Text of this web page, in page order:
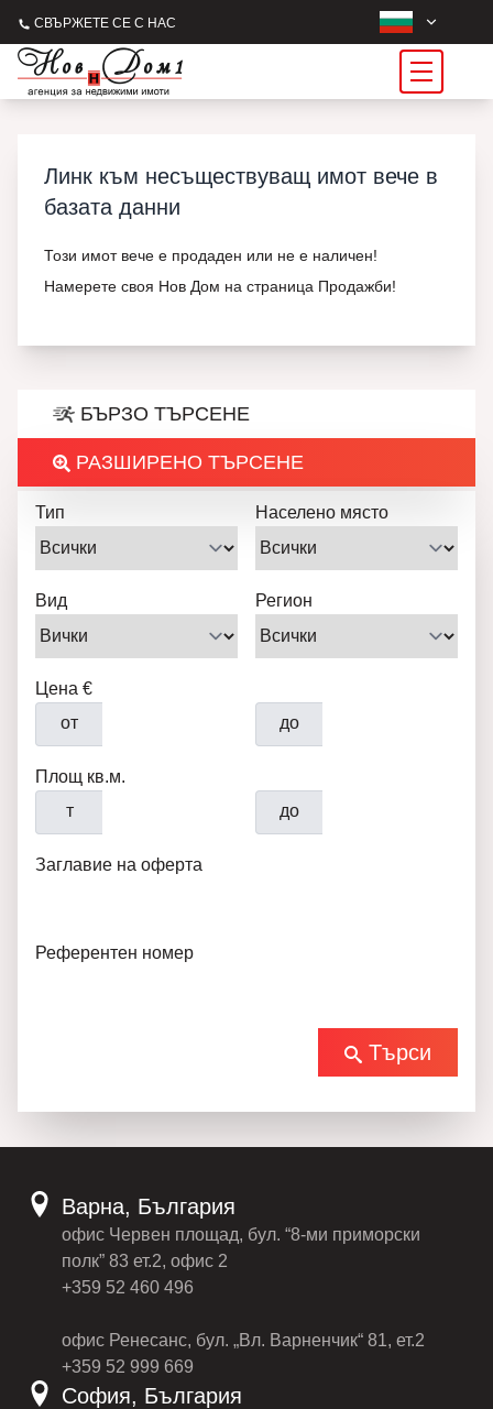
СВЪРЖЕТЕ СЕ С НАС
Линк към несъществуващ имот вече в
базата данни
Този имот вече е продаден или не е наличен!
Намерете своя Нов Дом на страница Продажби!
БЪРЗО ТЪРСЕНЕ
РАЗШИРЕНО ТЪРСЕНЕ
Тип Населено място
Вид Регион
Цена €
от
до
Площ кв.м.
т
до
Заглавие на оферта
Референтен номер
Търси
Варна, България
офис Червен площад, бул. “8-ми приморски
полк” 83 ет.2, офис 2
+359 52 460 496
офис Ренесанс, бул. „Вл. Варненчик“ 81, ет.2
+359 52 999 669
София, България